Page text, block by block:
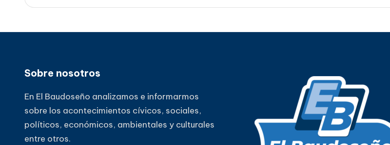
Sobre nosotros
En El Baudoseño analizamos e informarmos
sobre los acontecimientos cívicos, sociales,
políticos, económicos, ambientales y culturales
entre otros.